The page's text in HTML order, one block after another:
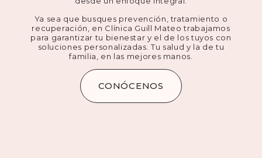
Ya sea que busques prevención, tratamiento o
recuperación, en Clínica Guill Mateo trabajamos
para garantizar tu bienestar y el de los tuyos con
soluciones personalizadas. Tu salud y la de tu
familia, en las mejores manos.
CONÓCENOS